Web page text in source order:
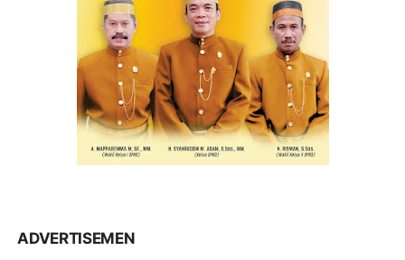
ADVERTISEMEN